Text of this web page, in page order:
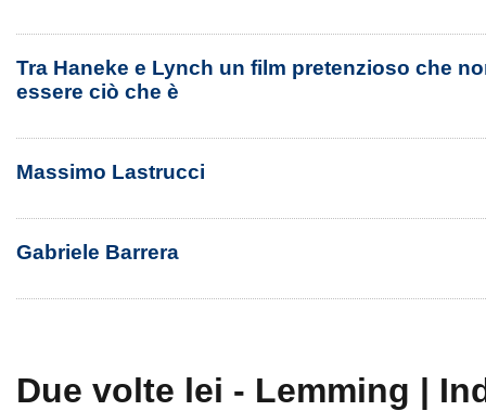
Tra Haneke e Lynch un film pretenzioso che
essere ciò che è
Massimo Lastrucci
Gabriele Barrera
Due volte lei - Lemming |